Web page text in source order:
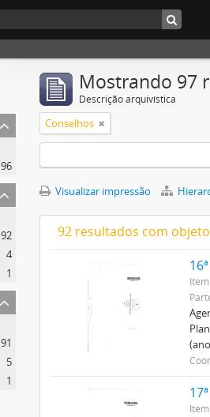
96
92
4
1
91
5
1
Mostrando 97
Descrição arquivística
Conselhos
Visualizar impressão
92 resultados com
Item
Item